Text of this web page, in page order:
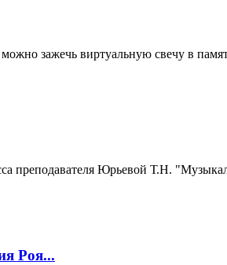
зажечь виртуальную свечу в
преподавателя Юрьевой Т.Н.
Роя...